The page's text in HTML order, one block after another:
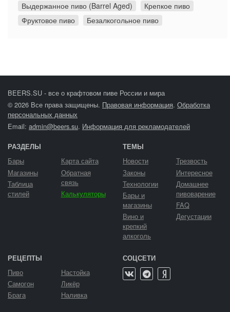
Выдержанное пиво (Barrel Aged)
Крепкое пиво
Фруктовое пиво
Безалкогольное пиво
BEERS.SU - все о крафтовом пиве России и мира
© 2026 Все права защищены. Правовая информация. Обработка
персональных данных
Email: admin@beers.su. Информация для рекламодателей
РАЗДЕЛЫ
Бары
Магазины
Таблица
стилей
Карта сайта
Обратная
связь
Калькуляторы
ТЕМЫ
Новости
Законы
Технологии
Бары и
магазины
Вино и
крепкий
алкоголь
Трезвость
Интересное
Домашнее
пивоварение
FAQ
Дегустации
РЕЦЕПТЫ
Пиво
Самогон
Брага
Настойка
Ликёр
Наливка
СОЦСЕТИ